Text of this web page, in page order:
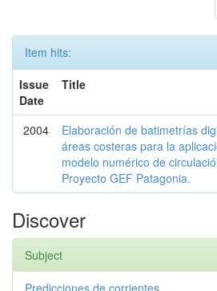
Item hits:
Issue
Date
Title
2004
Elaboración de batimetrías
áreas costeras para la
modelo numérico de
Proyecto GEF Patagonia.
Discover
Subject
Predicciones de corrientes